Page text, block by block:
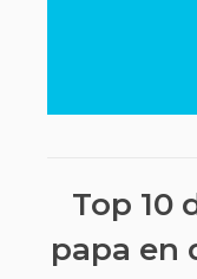
Top 10
papa en